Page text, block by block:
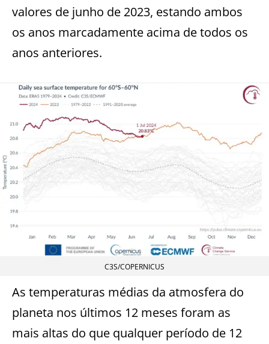
valores de junho de 2023, estando ambos
os anos marcadamente acima de todos os
anos anteriores.
C3S/COPERNICUS
As temperaturas médias da atmosfera do
planeta nos últimos 12 meses foram as
mais altas do que qualquer período de 12